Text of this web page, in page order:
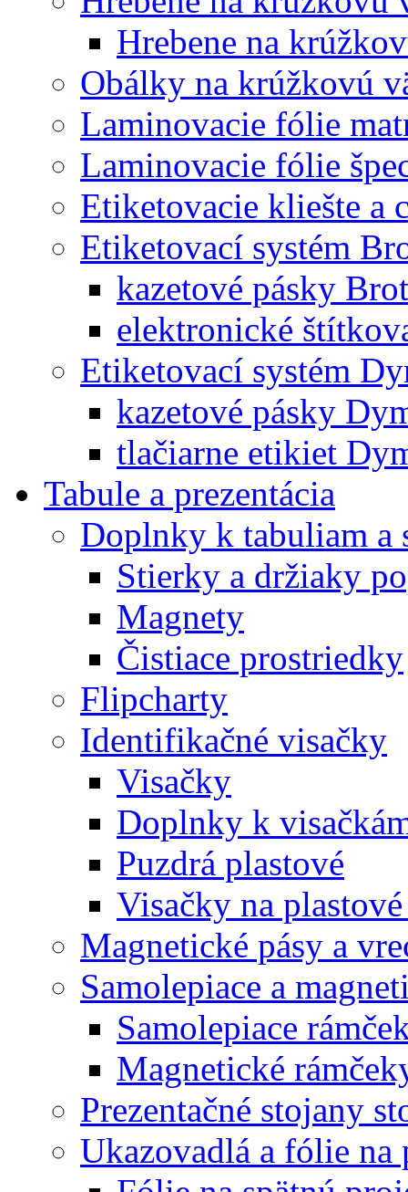
Hrebene na
Obálky na krúžkovú
Laminovacie fólie
Laminovacie fólie
Etiketovacie kliešte a
Etiketovací systém
kazetové pásky
elektronické
Etiketovací systém
kazetové pásky
tlačiarne etikiet
Tabule a prezentácia
Doplnky k tabuliam a
Stierky a držiaky
Magnety
Čistiace prostriedky
Flipcharty
Identifikačné visačky
Visačky
Doplnky k
Puzdrá plastové
Visačky na
Magnetické pásy a
Samolepiace a
Samolepiace
Magnetické
Prezentačné stojany
Ukazovadlá a fólie na